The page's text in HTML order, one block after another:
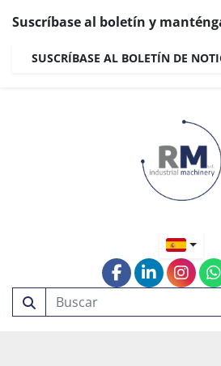
Suscríbase al boletín y
SUSCRÍBASE AL BOLETÍN DE
facebook
linkedin